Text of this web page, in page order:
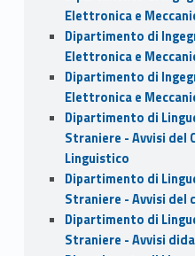
Elettronica e
Dipartimento di
Elettronica e
Dipartimento di
Elettronica e
Dipartimento di
Straniere - Avvisi del
Linguistico
Dipartimento di
Straniere - Avvisi del
Dipartimento di
Straniere - Avvisi